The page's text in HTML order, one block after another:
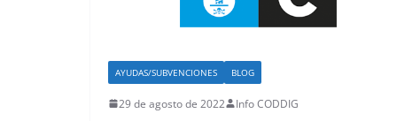
AYUDAS/SUBVENCIONES BLOG
29 de agosto de 2022 Info CODDIG